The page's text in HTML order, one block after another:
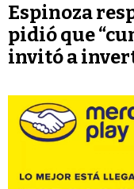
Espinoza
pidió que
invitó a